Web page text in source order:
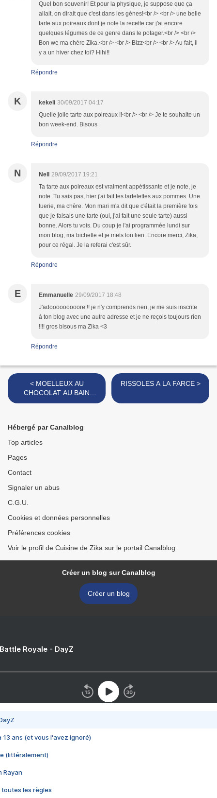
Quel bon souvenir! Et pour la physique, je suppose que ça
allait, on dirait que c'est dans les gènes!<br /> <br /> une belle
tarte aux poireaux dont je note la recette car j'ai encore
quelques légumes de ce genre dans le potager.<br /> <br />
Bon we ma chère Zika.<br /> <br /> Bizz<br /> <br /> Au fait, il
y a un hiver chez toi? Hihi!!
Répondre
K kekeli 30/09/2017 04:17
Quelle jolie tarte aux poireaux !!<br /> <br /> Je te souhaite un
bon week-end. Bisous
Répondre
N Nell
29/09/2017 19:21
Ta tarte aux poireaux est vraiment appétissante et je note, je
note. Tu sais pas, hier j'ai fait tes tartelettes aux pommes. Une
tuerie, ma chère. Mon mari m'a dit que c'était la première fois
que je faisais une tarte (oui, j'ai fait une seule tarte) aussi
bonne. Alors tu vois. Du coup je l'ai programmée lundi sur
mon blog, ma bichette et je mets ton lien. Encore merci, Zika,
pour ce régal. Je la referai c'est sûr.
Répondre
E Emmanuelle 29/09/2017 18:48
J'adooooooooore !! je n'y comprends rien, je me suis inscrite
à ton blog avec une autre adresse et je ne reçois toujours rien
!!!! gros bisous ma Zika <3
Répondre
< MOELLEUX AU
CHOCOLAT AU BAIN
MARIE (recette de mes
RISSOLES A LA FARCE >
Hébergé par Canalblog
Top articles
Pages
Contact
Signaler un abus
C.G.U.
Cookies et données personnelles
Préférences cookies
Voir le profil de Cuisine de Zika sur le portail Canalblog
Créer un blog sur Canalblog
Créer un blog
Royale - DayZ
13 ans (et vous l'avez ignoré)
(littéralement)
Rayan
toutes les règles